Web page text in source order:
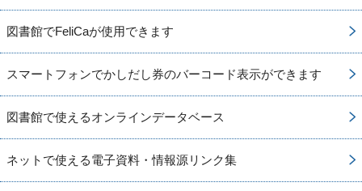
図書館でFeliCaが使用できます
スマートフォンでかしだし券のバーコード表示ができます
図書館で使えるオンラインデータベース
ネットで使える電子資料・情報源リンク集